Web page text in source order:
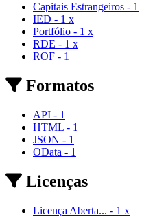
Capitais Estrangeiros - 1
IED - 1 x
Portfólio - 1 x
RDE - 1 x
ROF - 1
Formatos
API - 1
HTML - 1
JSON - 1
OData - 1
Licenças
Licença Aberta... - 1 x